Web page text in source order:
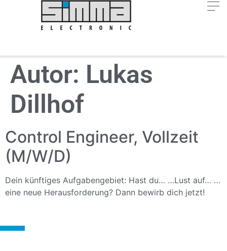
Autor: Lukas
Dillhof
Control Engineer, Vollzeit
(M/W/D)
Dein künftiges Aufgabengebiet: Hast du… …Lust auf… …
eine neue Herausforderung? Dann bewirb dich jetzt!